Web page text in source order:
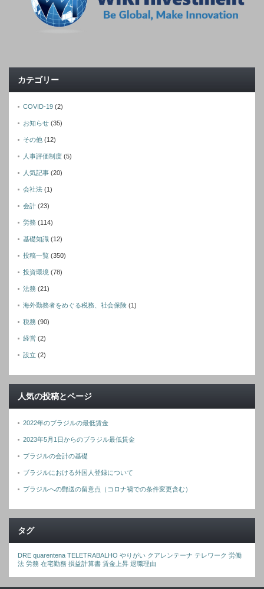
カテゴリー
COVID-19 (2)
お知らせ (35)
その他 (12)
人事評価制度 (5)
人気記事 (20)
会社法 (1)
会計 (23)
労務 (114)
基礎知識 (12)
投稿一覧 (350)
投資環境 (78)
法務 (21)
海外勤務者をめぐる税務、社会保険 (1)
税務 (90)
経営 (2)
設立 (2)
人気の投稿とページ
2022年のブラジルの最低賃金
2023年5月1日からのブラジル最低賃金
ブラジルの会計の基礎
ブラジルにおける外国人登録について
ブラジルへの郵送の留意点（コロナ禍での条件変更含む）
タグ
DRE quarentena TELETRABALHO やりがい クアレンテーナ テレワーク 労働
法 労務 在宅勤務 損益計算書 賃金上昇 退職理由